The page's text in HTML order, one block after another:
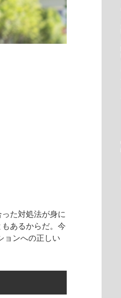
た対処法が身に
あるからだ。今
ョンへの正しい